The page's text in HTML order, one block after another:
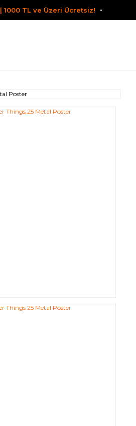
1000 TL ve Üzeri Ücretsiz!